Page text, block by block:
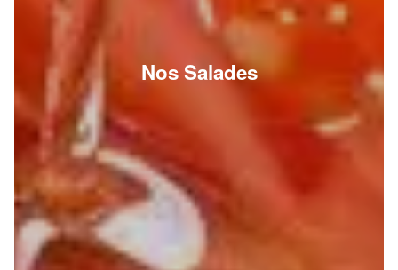
Nos Salades